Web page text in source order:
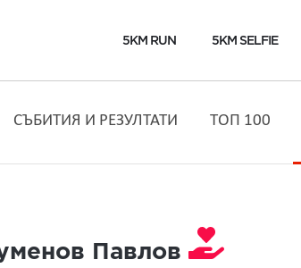
5KM RUN 5KM SELFIE
СЪБИТИЯ И РЕЗУЛТАТИ ТОП 100
Павлов